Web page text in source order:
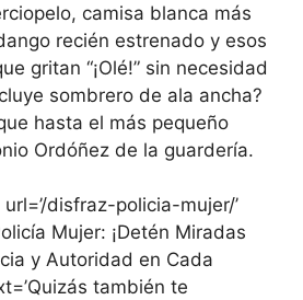
camisa blanca más
recién estrenado y esos
gritan “¡Olé!” sin necesidad
sombrero de ala ancha?
hasta el más pequeño
Ordóñez de la guardería.
disfraz-policia-mujer/’
Mujer: ¡Detén Miradas
y Autoridad en Cada
también te